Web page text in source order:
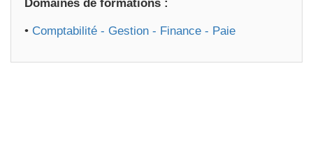
Domaines de formations :
• Comptabilité - Gestion - Finance - Paie